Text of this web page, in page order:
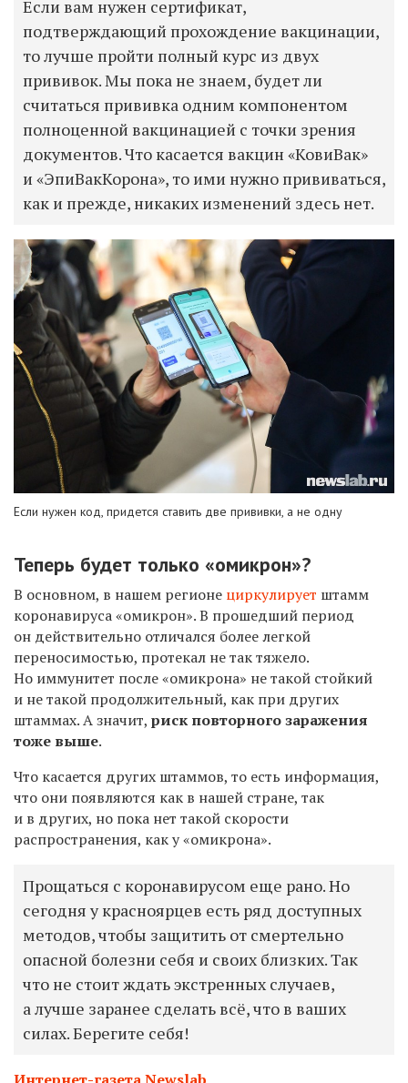
Если вам нужен сертификат,
подтверждающий прохождение вакцинации,
то лучше пройти полный курс из двух
прививок. Мы пока не знаем, будет ли
считаться прививка одним компонентом
полноценной вакцинацией с точки зрения
документов. Что касается вакцин «КовиВак»
и «ЭпиВакКорона», то ими нужно прививаться,
как и прежде, никаких изменений здесь нет.
Если нужен код, придется ставить две прививки, а не одну
Теперь будет только «омикрон»?
В основном, в нашем регионе циркулирует штамм
коронавируса «омикрон». В прошедший период
он действительно отличался более легкой
переносимостью, протекал не так тяжело.
Но иммунитет после «омикрона» не такой стойкий
и не такой продолжительный, как при других
штаммах. А значит, риск повторного заражения
тоже выше.
Что касается других штаммов, то есть информация,
что они появляются как в нашей стране, так
и в других, но пока нет такой скорости
распространения, как у «омикрона».
Прощаться с коронавирусом еще рано. Но
сегодня у красноярцев есть ряд доступных
методов, чтобы защитить от смертельно
опасной болезни себя и своих близких. Так
что не стоит ждать экстренных случаев,
а лучше заранее сделать всё, что в ваших
силах. Берегите себя!